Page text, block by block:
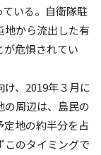
いる。自衛隊駐
地から流出した有
危惧されてい
、2019年３月に
の周辺は、島民の
地の約半分を占
このタイミングで